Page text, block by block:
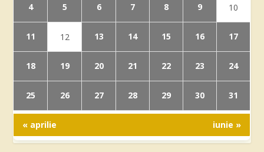
4 5 6 7 8 9 10
11 12 13 14 15 16 17
18 19 20 21 22 23 24
25 26 27 28 29 30 31
« aprilie iunie »